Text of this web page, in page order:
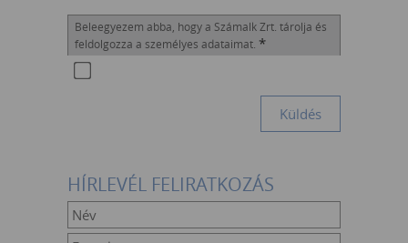
Beleegyezem abba, hogy a Számalk Zrt. tárolja és
feldolgozza a személyes adataimat. *
HÍRLEVÉL FELIRATKOZÁS